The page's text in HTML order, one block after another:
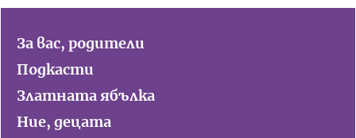
За вас, родители
Подкасти
Златната ябълка
Ние, децата